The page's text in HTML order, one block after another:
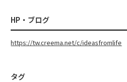
HP・ブログ
https://tw.creema.net/c/ideasfromlife
タグ